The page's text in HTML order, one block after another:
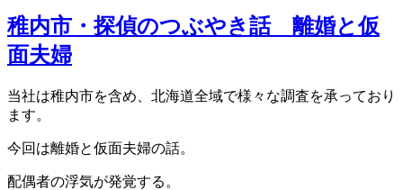
日:
ゴ
リ
稚内市・探偵のつぶやき話 離婚と仮
面夫婦
当社は稚内市を含め、北海道全域で様々な調査を承っており
ます。
今回は離婚と仮面夫婦の話。
配偶者の浮気が発覚する。